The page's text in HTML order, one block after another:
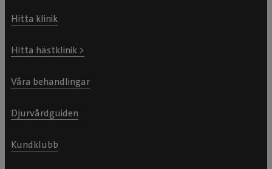
Hitta klinik
Hitta hästklinik >
Våra behandlingar
Djurvårdguiden
Kundklubb